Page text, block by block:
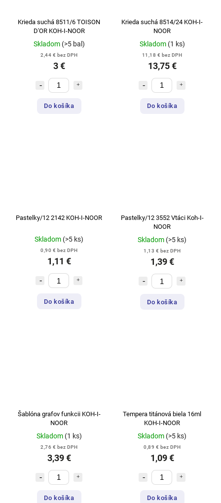
Krieda suchá 8511/6 TOISON
D'OR KOH-I-NOOR
Skladom (>5 bal)
2,44 € bez DPH
3 €
Do košíka
Krieda suchá 8514/24 KOH-I-
NOOR
Skladom (1 ks)
11,18 € bez DPH
13,75 €
Do košíka
Pastelky/12 2142 KOH-I-NOOR
Skladom (>5 ks)
0,90 € bez DPH
1,11 €
Do košíka
Pastelky/12 3552 Vtáci Koh-I-
NOOR
Skladom (>5 ks)
1,13 € bez DPH
1,39 €
Do košíka
Šablóna grafov funkcii KOH-I-
NOOR
Skladom (1 ks)
2,76 € bez DPH
3,39 €
Do košíka
Tempera titánová biela 16ml
KOH-I-NOOR
Skladom (>5 ks)
0,89 € bez DPH
1,09 €
Do košíka